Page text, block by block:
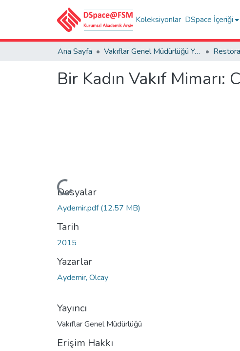
Koleksiyonlar DSpace İçeriği
Ana Sayfa Vakıflar Genel Müdürlüğü Yayınları
Bir Kadın Vakıf
Yükleniyor...
Dosyalar
Aydemir.pdf(12.57 MB)
Tarih
2015
Yazarlar
Aydemir, Olcay
Yayıncı
Vakıflar Genel Müdürlüğü
Erişim Hakkı